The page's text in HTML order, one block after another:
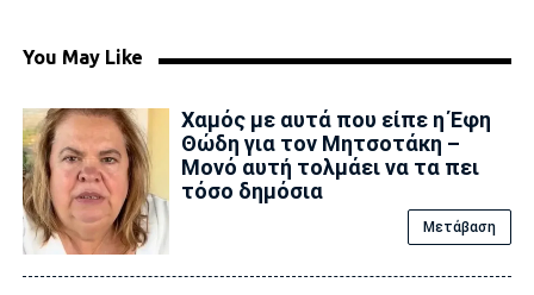
You May Like
Χαμός με αυτά που είπε η Έφη
Θώδη για τον Μητσοτάκη –
Μονό αυτή τολμάει να τα πει
τόσο δημόσια
Μετάβαση